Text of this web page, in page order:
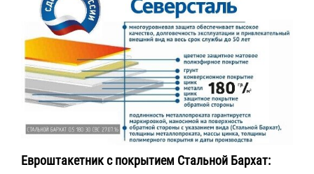
Евроштакетник с покрытием Стальной Бархат: